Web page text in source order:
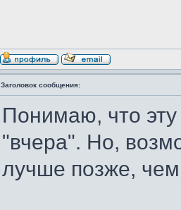
Заголовок сообщения:
Понимаю, что
"вчера". Но,
лучше позже,